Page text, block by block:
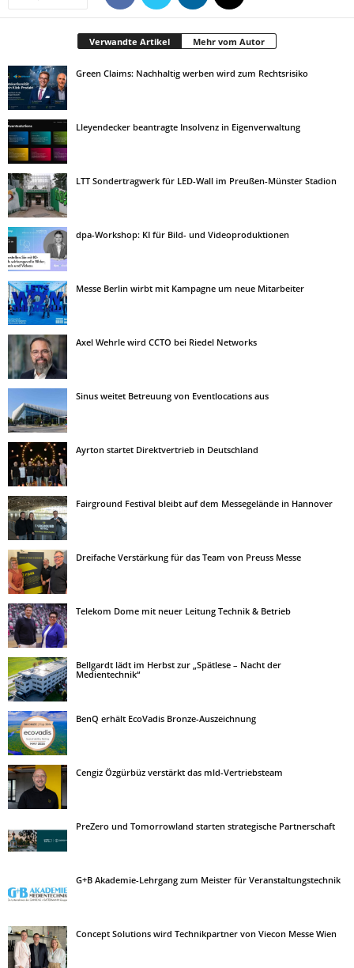
Verwandte Artikel Mehr vom Autor
Green Claims: Nachhaltig werben wird zum Rechtsrisiko
Lleyendecker beantragte Insolvenz in Eigenverwaltung
LTT Sondertragwerk für LED-Wall im Preußen-Münster Stadion
dpa-Workshop: KI für Bild- und Videoproduktionen
Messe Berlin wirbt mit Kampagne um neue Mitarbeiter
Axel Wehrle wird CCTO bei Riedel Networks
Sinus weitet Betreuung von Eventlocations aus
Ayrton startet Direktvertrieb in Deutschland
Fairground Festival bleibt auf dem Messegelände in Hannover
Dreifache Verstärkung für das Team von Preuss Messe
Telekom Dome mit neuer Leitung Technik & Betrieb
Bellgardt lädt im Herbst zur „Spätlese – Nacht der
Medientechnik“
BenQ erhält EcoVadis Bronze-Auszeichnung
Cengiz Özgürbüz verstärkt das mld-Vertriebsteam
PreZero und Tomorrowland starten strategische Partnerschaft
G+B Akademie-Lehrgang zum Meister für Veranstaltungstechnik
Concept Solutions wird Technikpartner von Viecon Messe Wien